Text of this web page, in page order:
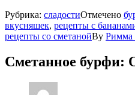
Рубрика: сладостиОтмечено
вкусняшек, рецепты с
рецепты со сметанойBy Римма
Сметанное бурфи: